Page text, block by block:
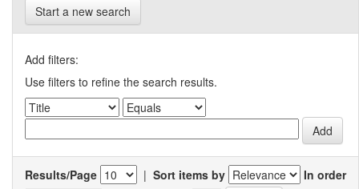
Start a new search
Add filters:
Use filters to refine the search results.
Results/Page | Sort items by
In order